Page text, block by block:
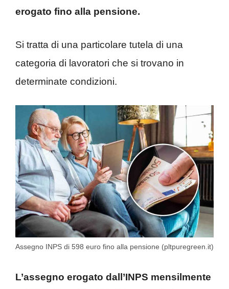
erogato fino alla pensione.
Si tratta di una particolare tutela di una
categoria di lavoratori che si trovano in
determinate condizioni.
Assegno INPS di 598 euro fino alla pensione (pltpuregreen.it)
L’assegno erogato dall’INPS mensilmente